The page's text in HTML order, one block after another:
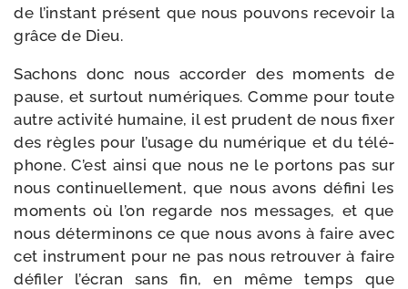
de l’ins­tant pré­sent que nous pou­vons rece­voir la
grâce de Dieu.
Sachons donc nous accor­der des moments de
pause, et sur­tout numé­riques. Comme pour toute
autre acti­vi­té humaine, il est pru­dent de nous fixer
des règles pour l’usage du numé­rique et du télé­
phone. C’est ain­si que nous ne le por­tons pas sur
nous conti­nuel­le­ment, que nous avons défi­ni les
moments où l’on regarde nos mes­sages, et que
nous déter­mi­nons ce que nous avons à faire avec
cet ins­tru­ment pour ne pas nous retrou­ver à faire
défi­ler l’écran sans fin, en même temps que